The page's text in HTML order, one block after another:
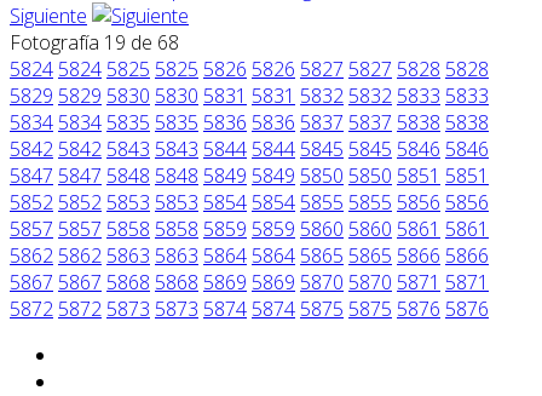
Siguiente
Fotografía 19 de 68
5824 5824 5825 5825 5826 5826 5827 5827 5828 5828
5829 5829 5830 5830 5831 5831 5832 5832 5833 5833
5834 5834 5835 5835 5836 5836 5837 5837 5838 5838
5842 5842 5843 5843 5844 5844 5845 5845 5846 5846
5847 5847 5848 5848 5849 5849 5850 5850 5851 5851
5852 5852 5853 5853 5854 5854 5855 5855 5856 5856
5857 5857 5858 5858 5859 5859 5860 5860 5861 5861
5862 5862 5863 5863 5864 5864 5865 5865 5866 5866
5867 5867 5868 5868 5869 5869 5870 5870 5871 5871
5872 5872 5873 5873 5874 5874 5875 5875 5876 5876